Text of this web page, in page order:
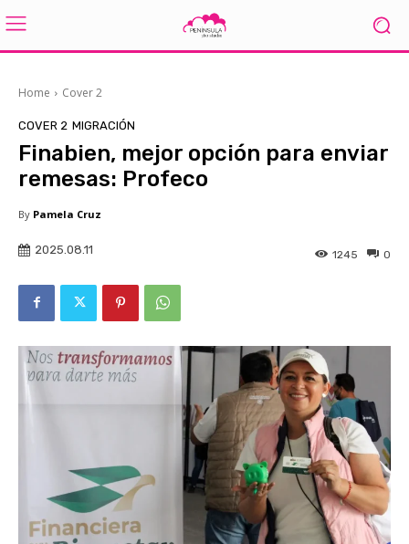
Home Cover 2
COVER 2 MIGRACIÓN
Finabien, mejor opción para enviar
remesas: Profeco
By Pamela Cruz
2025.08.11 0
1245